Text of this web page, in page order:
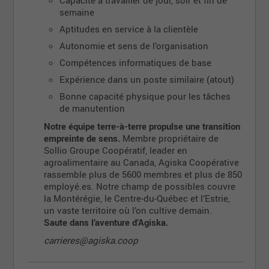
semaine
Aptitudes en service à la clientèle
Autonomie et sens de l’organisation
Compétences informatiques de base
Expérience dans un poste similaire (atout)
Bonne capacité physique pour les tâches
de manutention
Notre équipe terre-à-terre propulse une transition
empreinte de sens. Membre propriétaire de
Sollio Groupe Coopératif, leader en
agroalimentaire au Canada, Agiska Coopérative
rassemble plus de 5600 membres et plus de 850
employé.es. Notre champ de possibles couvre
la Montérégie, le Centre-du-Québec et l’Estrie,
un vaste territoire où l’on cultive demain.
Saute dans l’aventure d’Agiska.
carrieres@agiska.coop